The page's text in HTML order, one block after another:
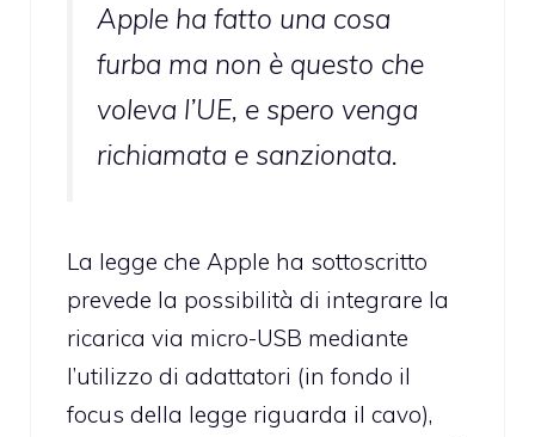
Apple ha fatto una cosa
furba ma non è questo che
voleva l’UE, e spero venga
richiamata e sanzionata.
La legge che Apple ha sottoscritto
prevede la possibilità di integrare la
ricarica via micro-USB mediante
l’utilizzo di adattatori (in fondo il
focus della legge riguarda il cavo),